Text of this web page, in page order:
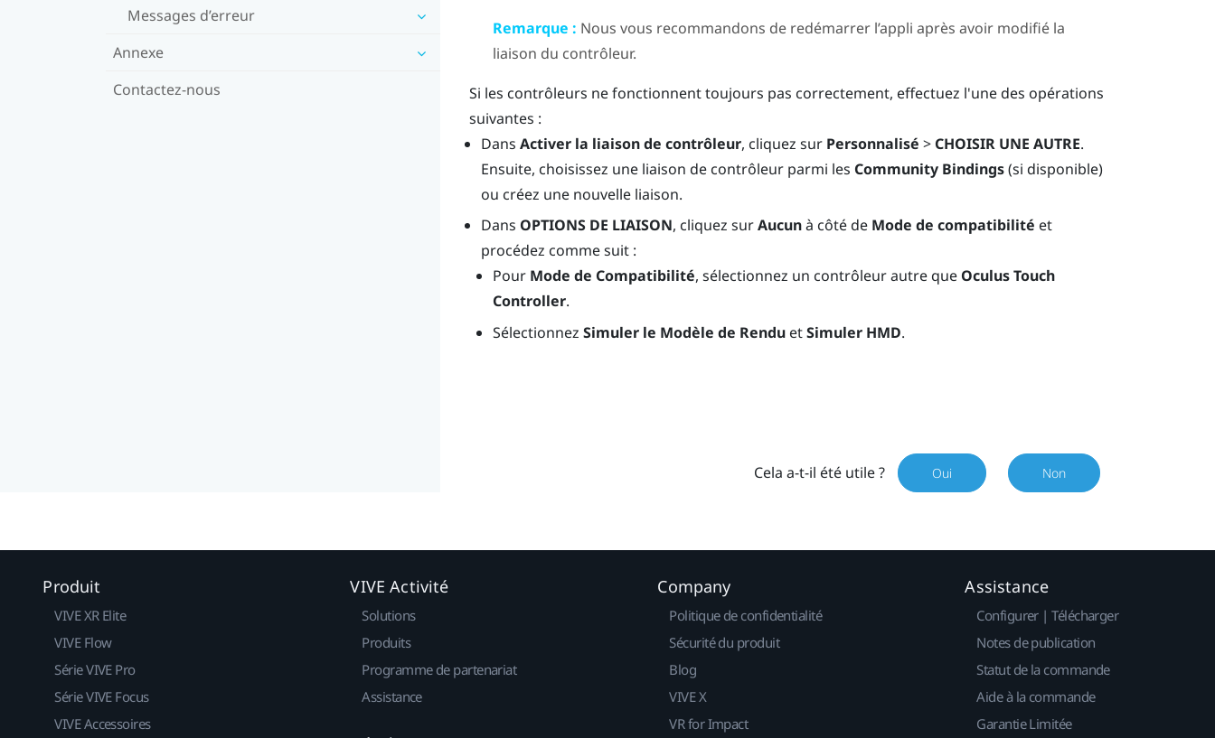
Messages d’erreur
Annexe
Contactez-nous
Remarque : Nous vous recommandons de redémarrer l’appli après avoir modifié la
liaison du contrôleur.
Si les contrôleurs ne fonctionnent toujours pas correctement, effectuez l'une des opérations
suivantes :
Dans Activer la liaison de contrôleur, cliquez sur Personnalisé > CHOISIR UNE AUTRE.
Ensuite, choisissez une liaison de contrôleur parmi les Community Bindings(si disponible)
ou créez une nouvelle liaison.
Dans OPTIONS DE LIAISON, cliquez surAucunà côté de Mode de compatibilité et
procédez comme suit :
Pour Mode de Compatibilité, sélectionnez un contrôleur autre que Oculus Touch
Controller.
Sélectionnez Simuler le Modèle de RenduetSimuler HMD.
Cela a-t-il été utile ? Oui Non
Produit
VIVE XR Elite
VIVE Flow
Série VIVE Pro
Série VIVE Focus
VIVE Accessoires
VIVE Activité
Solutions
Produits
Programme de partenariat
Assistance
Company
Politique de confidentialité
Sécurité du produit
Blog
VIVE X
VR for Impact
Assistance
Configurer | Télécharger
Notes de publication
Statut de la commande
Aide à la commande
Garantie Limitée